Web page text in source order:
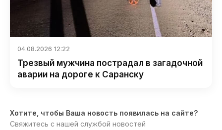
04.08.2026 12:22
Трезвый мужчина пострадал в загадочной
аварии на дороге к Саранску
Хотите, чтобы Ваша новость появилась на сайте?
Свяжитесь с нашей службой новостей